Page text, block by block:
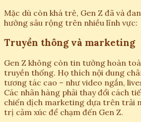
Mặc dù còn khá trẻ, Gen Z đã và
hưởng sâu rộng trên nhiều lĩnh vực:
Truyền thông và marketing
Gen Z không còn tin tưởng hoàn
truyền thống. Họ thích nội dung
tương tác cao – như video ngắn,
Các nhãn hàng phải thay đổi cách
chiến dịch marketing dựa trên trải
trị cảm xúc để chạm đến Gen Z.